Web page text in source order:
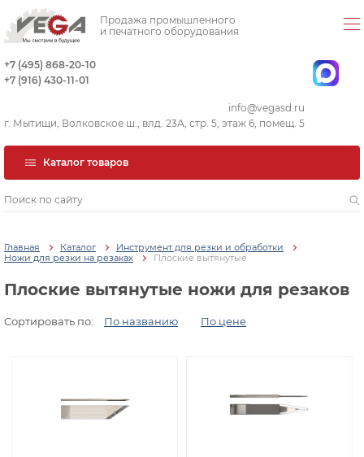
Продажа промышленного
и печатного оборудования
+7 (495) 868-20-10
+7 (916) 430-11-01
info@vegasd.ru
г. Мытищи, Волковское ш., влд. 23А, стр. 5, этаж 6, помещ. 5
Каталог товаров
Главная Каталог
Инструмент для резки и обработки
Ножи для резки на резаках
Плоские вытянутые
Плоские вытянутые ножи для резаков
Сортировать по: По названию По цене